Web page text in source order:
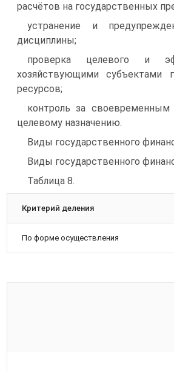
расчётов на государственных
устранение и
дисциплины;
проверка целевого и
хозяйствующими субъектами
ресурсов;
контроль за своевременным
целевому назначению.
Виды государственного
Виды государственного
Таблица 8.
Критерий деления
По форме осуществления